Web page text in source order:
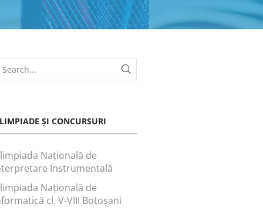
ȘI CONCURSURI
Națională de
Instrumentală
Națională de
cl. V-VIII Botoșani